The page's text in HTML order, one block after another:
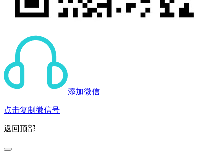
添加微信
点击复制微信号
返回顶部